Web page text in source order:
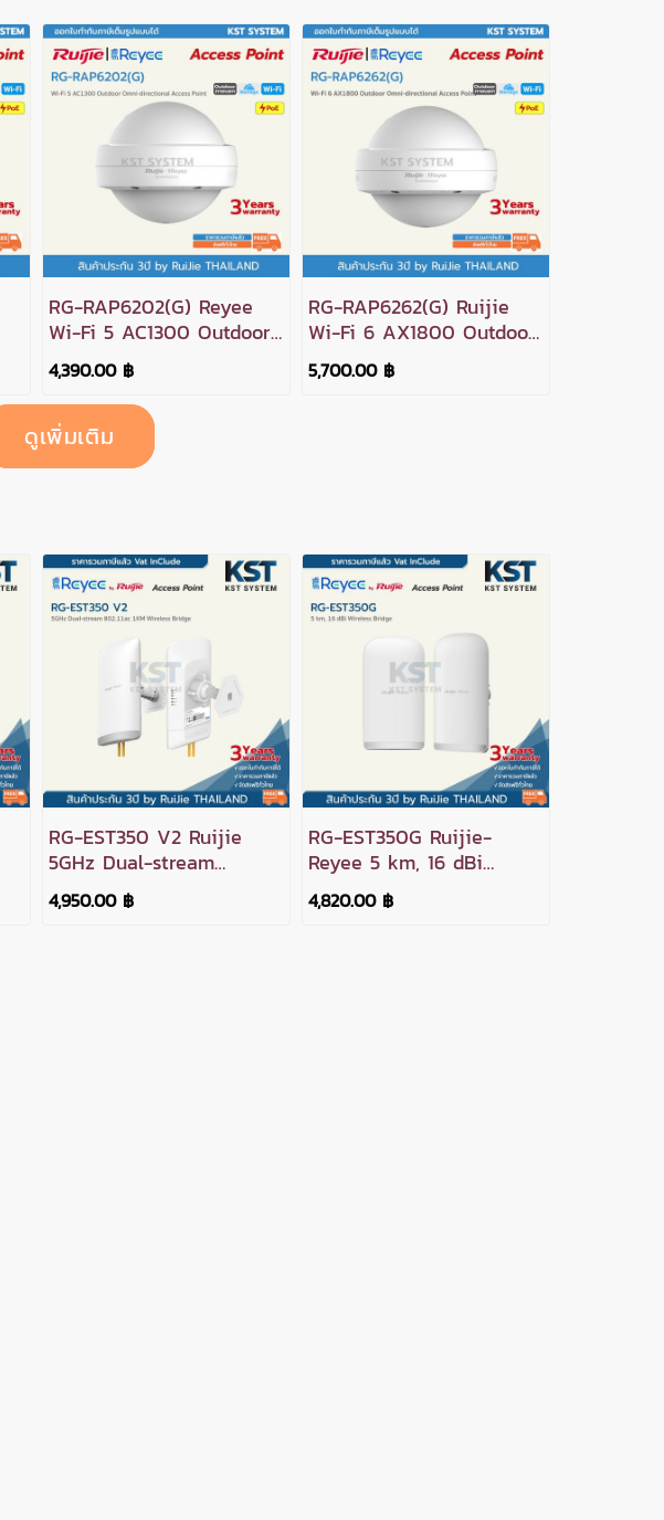
RG-RAP6202(G) Reyee
Wi-Fi 5 AC1300 Outdoor
Omni-directional Access
Point
4,390.00 ฿
RG-RAP6262(G) Ruijie
Wi-Fi 6 AX1800 Outdoor
Omni-directional Access
Point
5,700.00 ฿
ดูเพิ่มเติม
RG-EST350 V2 Ruijie
5GHz Dual-stream
802.11ac 5KM Wireless
Bridge
4,950.00 ฿
RG-EST350G Ruijie-
Reyee 5 km, 16 dBi
Wireless Bridge
4,820.00 ฿